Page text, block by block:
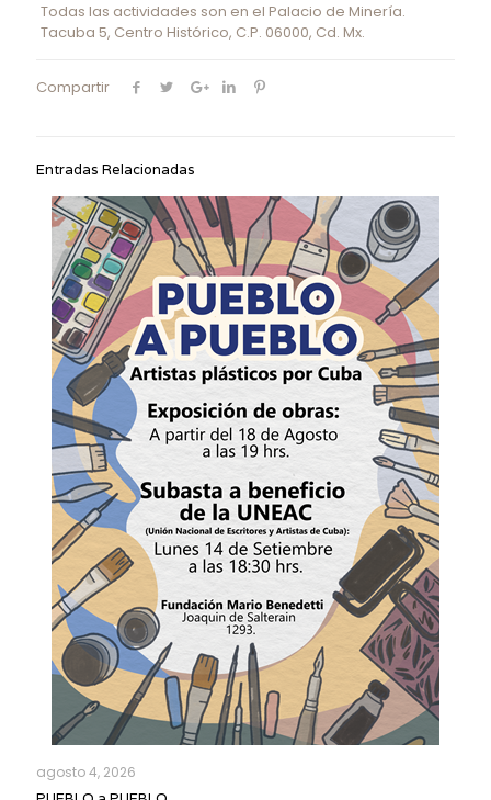
Todas las actividades son en el Palacio de Minería.
Tacuba 5, Centro Histórico, C.P. 06000, Cd. Mx.
Compartir
Entradas Relacionadas
agosto 4, 2026